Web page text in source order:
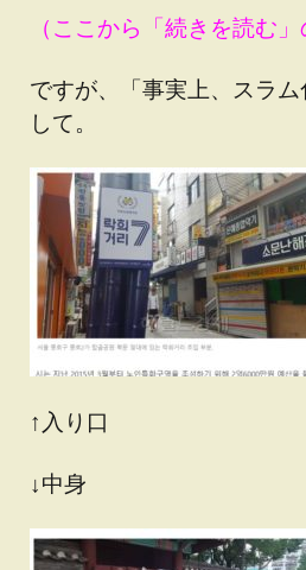
（ここから「続きを読む」
ですが、「事実上、スラ
して。
↑入り口
↓中身